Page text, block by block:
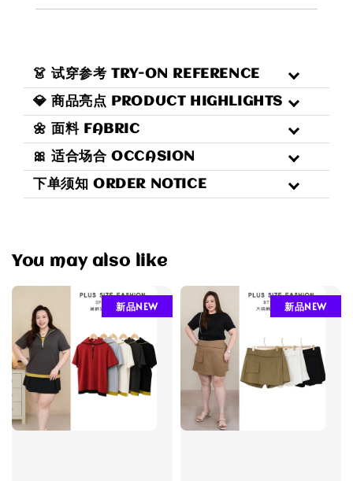
👗 试穿参考 TRY-ON REFERENCE
💎 商品亮点 PRODUCT HIGHLIGHTS
🌼 面料 FABRIC
🎀 适合场合 OCCASION
下单须知 ORDER NOTICE
You may also like
新品NEW 新品NEW